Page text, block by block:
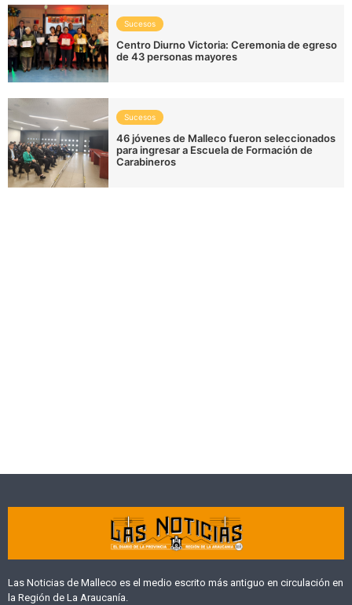
Sucesos
Centro Diurno Victoria: Ceremonia de egreso
de 43 personas mayores
Sucesos
46 jóvenes de Malleco fueron seleccionados
para ingresar a Escuela de Formación de
Carabineros
Las Noticias de Malleco es el medio escrito más antiguo en circulación en
la Región de La Araucanía.